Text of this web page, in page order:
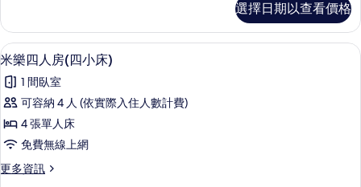
下
舖)
的
所
有
相
片
親
子
房
下
舖)
詳
情
選擇日期以查看價格
顯
示
米
樂
四
房
米樂四人房(四小床) | 1 間臥室、書桌
5
米樂四人房(四小床)
1 間臥室
可容納 4 人 (依實際入住人數計費)
4 張單人床
免費無線上網
更多資訊
更